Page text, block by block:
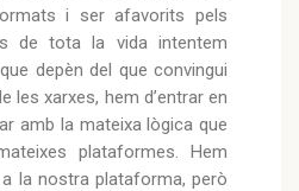
i ser afavorits pels
de tota la vida intentem
depèn del que convingui
les xarxes, hem d’entrar en
amb la mateixa lògica que
plataformes. Hem
la nostra plataforma, però